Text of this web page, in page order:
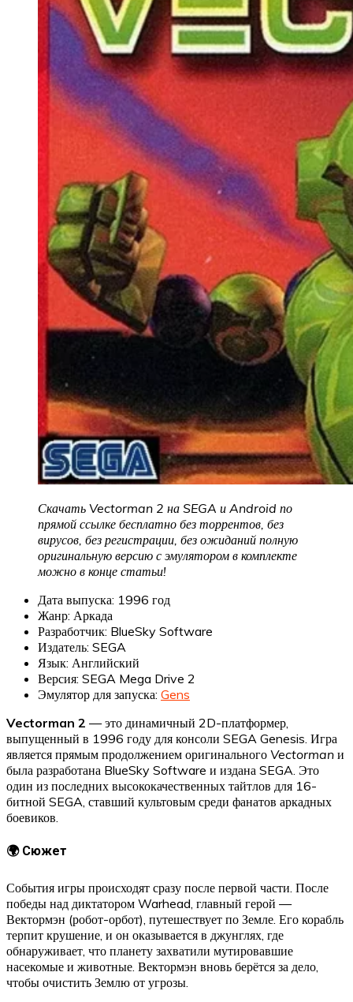
Скачать Vectorman 2 на SEGA и Android по
прямой ссылке бесплатно без торрентов, без
вирусов, без регистрации, без ожиданий полную
оригинальную версию с эмулятором в комплекте
можно в конце статьи!
Дата выпуска: 1996 год
Жанр: Аркада
Разработчик: BlueSky Software
Издатель: SEGA
Язык: Английский
Версия: SEGA Mega Drive 2
Эмулятор для запуска: Gens
Vectorman 2 — это динамичный 2D-платформер,
выпущенный в 1996 году для консоли SEGA Genesis. Игра
является прямым продолжением оригинального Vectorman и
была разработана BlueSky Software и издана SEGA. Это
один из последних высококачественных тайтлов для 16-
битной SEGA, ставший культовым среди фанатов аркадных
боевиков.
🌍 Сюжет
События игры происходят сразу после первой части. После
победы над диктатором Warhead, главный герой —
Вектормэн (робот-орбот), путешествует по Земле. Его корабль
терпит крушение, и он оказывается в джунглях, где
обнаруживает, что планету захватили мутировавшие
насекомые и животные. Вектормэн вновь берётся за дело,
чтобы очистить Землю от угрозы.